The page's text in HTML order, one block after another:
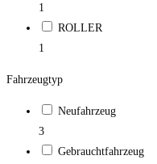
1
ROLLER
1
Fahrzeugtyp
Neufahrzeug
3
Gebrauchtfahrzeug